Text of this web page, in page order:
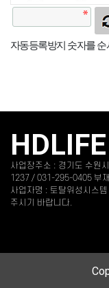
자동등록방지 숫자를
HDLIFE
사업장주소 : 경기도 수원
1237 / 031-295-0405 부
사업자명 : 토탈위성시스
주시기 바랍니다.